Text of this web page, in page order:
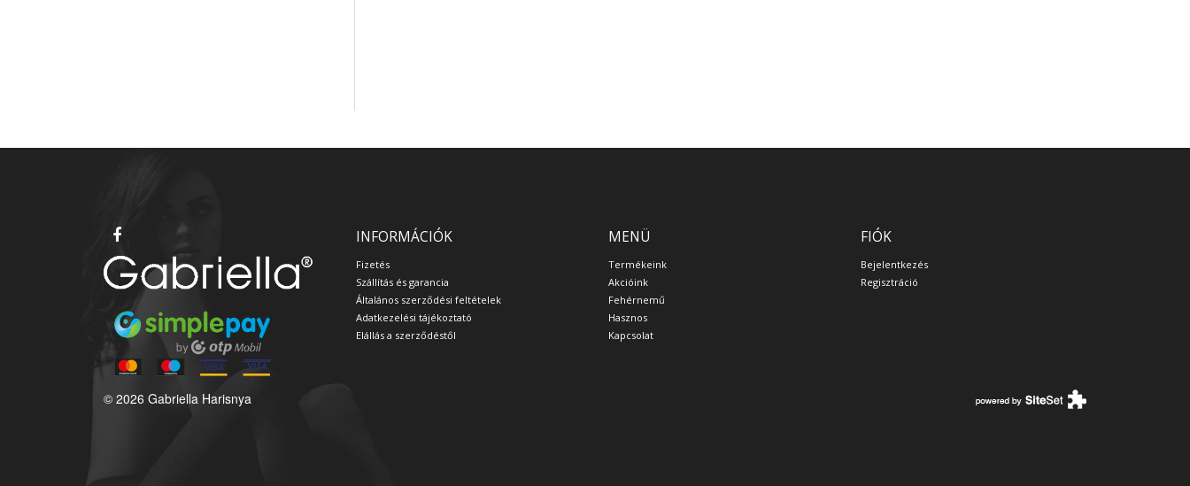
INFORMÁCIÓK
Fizetés
Szállítás és garancia
Általános szerződési feltételek
Adatkezelési tájékoztató
Elállás a szerződéstől
MENÜ
Termékeink
Akcióink
Fehérnemű
Hasznos
Kapcsolat
FIÓK
Bejelentkezés
Regisztráció
© 2026 Gabriella Harisnya